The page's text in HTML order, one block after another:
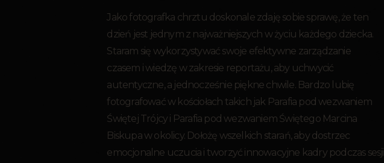
Jako fotografka chrztu doskonale zdaję sobie sprawę, że ten
dzień jest jednym z najważniejszych w życiu każdego dziecka.
Staram się wykorzystywać swoje efektywne zarządzanie
czasem i wiedzę w zakresie reportażu, aby uchwycić
autentyczne, a jednocześnie piękne chwile. Bardzo lubię
fotografować w kościołach takich jak Parafia pod wezwaniem
Świętej Trójcy i Parafia pod wezwaniem Świętego Marcina
Biskupa w okolicy. Dołożę wszelkich starań, aby dostrzec
emocjonalne uczucia i tworzyć innowacyjne kadry podczas sesji